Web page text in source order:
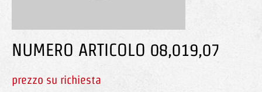
NUMERO ARTICOLO 08,019,07
prezzo su richiesta